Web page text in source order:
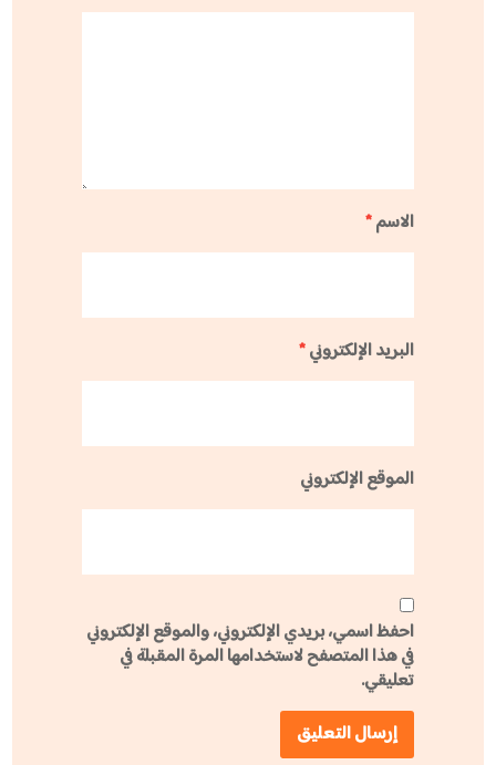
الاسم*
البريد الإلكتروني*
الموقع الإلكتروني
احفظ اسمي، بريدي الإلكتروني، والموقع الإلكتروني
في هذا المتصفح لاستخدامها المرة المقبلة في
تعليقي.